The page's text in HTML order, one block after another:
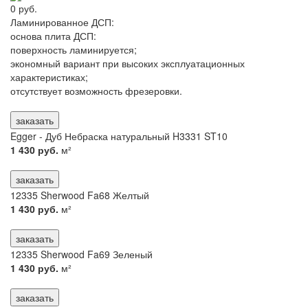
0 руб.
Ламинированное ДСП:
основа плита ДСП:
поверхность ламинируется;
экономный вариант при высоких эксплуатационных
характеристиках;
отсутствует возможность фрезеровки.
заказать
Egger - Дуб Небраска натуральный H3331 ST10
1 430 руб. м²
заказать
12335 Sherwood Fa68 Желтый
1 430 руб. м²
заказать
12335 Sherwood Fa69 Зеленый
1 430 руб. м²
заказать